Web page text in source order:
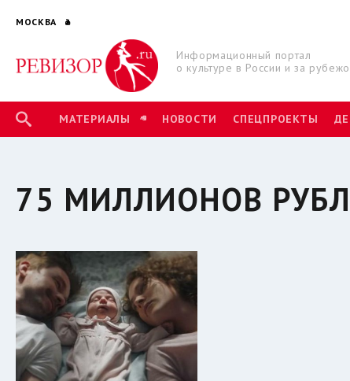
МОСКВА
Информационный портал
о культуре в России и за
МАТЕРИАЛЫ НОВОСТИ СПЕЦПРОЕКТЫ
75 МИЛЛИОНОВ